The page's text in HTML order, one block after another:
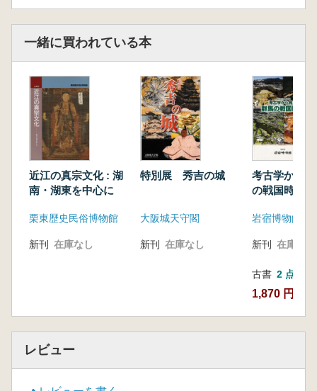
一緒に買われている本
近江の真宗文化 : 湖
南・湖東を中心に
栗東歴史民俗博物館
新刊 在庫なし
特別展 秀吉の城
大阪城天守閣
新刊 在庫なし
考古学から
の戦国時代
岩宿博物館
新刊 在庫なし
古書 2 点
1,870 円~
レビュー